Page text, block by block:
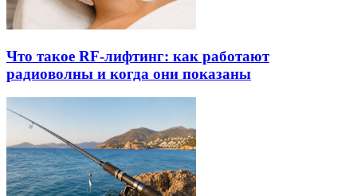
Что такое RF-лифтинг: как работают
радиоволны и когда они показаны